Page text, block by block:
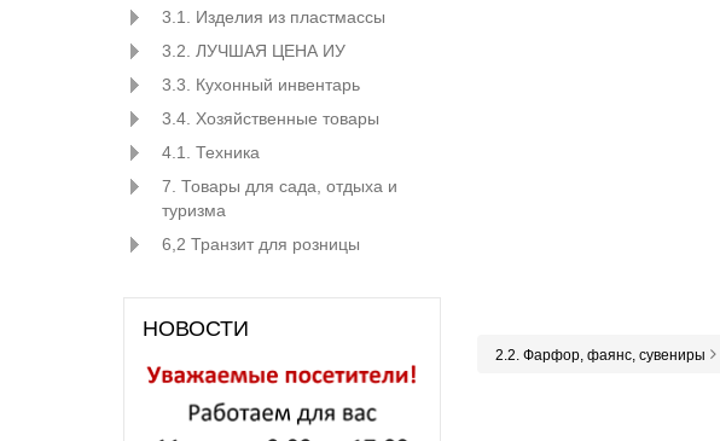
3.1. Изделия из пластмассы
3.2. ЛУЧШАЯ ЦЕНА ИУ
3.3. Кухонный инвентарь
3.4. Хозяйственные товары
4.1. Техника
7. Товары для сада, отдыха и
туризма
6,2 Транзит для розницы
НОВОСТИ
2.2. Фарфор, фаянс, сувениры